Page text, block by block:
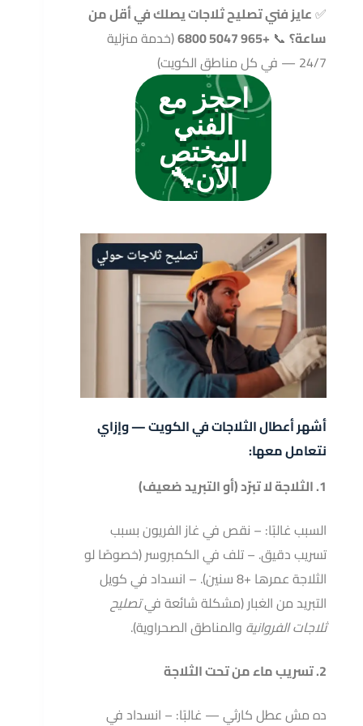
✅عايز فني تصليح ثلاجات يصلك في أقل من
ساعة؟ 📞
+965 5047 6800
(خدمة منزلية
24/7 — في كل مناطق الكويت)
احجز مع
الفني
المختص
الآن🔧
أشهر أعطال الثلاجات في الكويت — وإزاي
نتعامل معها:
1. الثلاجة لا تبرّد (أو التبريد ضعيف)
السبب غالبًا: – نقص في غاز الفريون بسبب
تسريب دقيق. – تلف في الكمبروسر (خصوصًا لو
الثلاجة عمرها +8 سنين). – انسداد في كويل
التبريد من الغبار (مشكلة شائعة فيتصليح
ثلاجات الفروانية والمناطق الصحراوية).
2. تسريب ماء من تحت الثلاجة
ده مش عطل كارثي — غالبًا: – انسداد في